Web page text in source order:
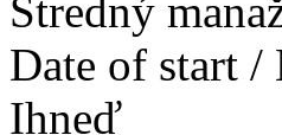
Stredný
Date of start
Ihneď